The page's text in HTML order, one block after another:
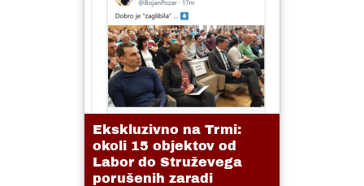
Ekskluzivno na Trmi:
okoli 15 objektov od
Labor do Struževega
porušenih zaradi